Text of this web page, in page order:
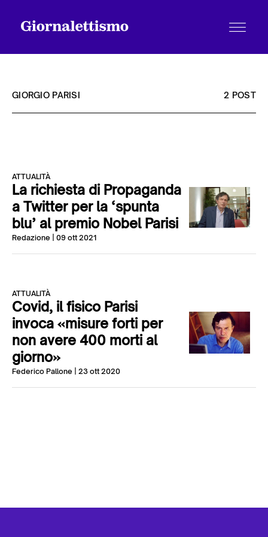
Chi siamo
Contatti
GIORGIO PARISI 2 POST
ATTUALITÀ
La richiesta di Propaganda
a Twitter per la ‘spunta
blu’ al premio Nobel Parisi
Redazione | 09 ott 2021
ATTUALITÀ
Covid, il fisico Parisi
invoca «misure forti per
non avere 400 morti al
giorno»
Federico Pallone | 23 ott 2020